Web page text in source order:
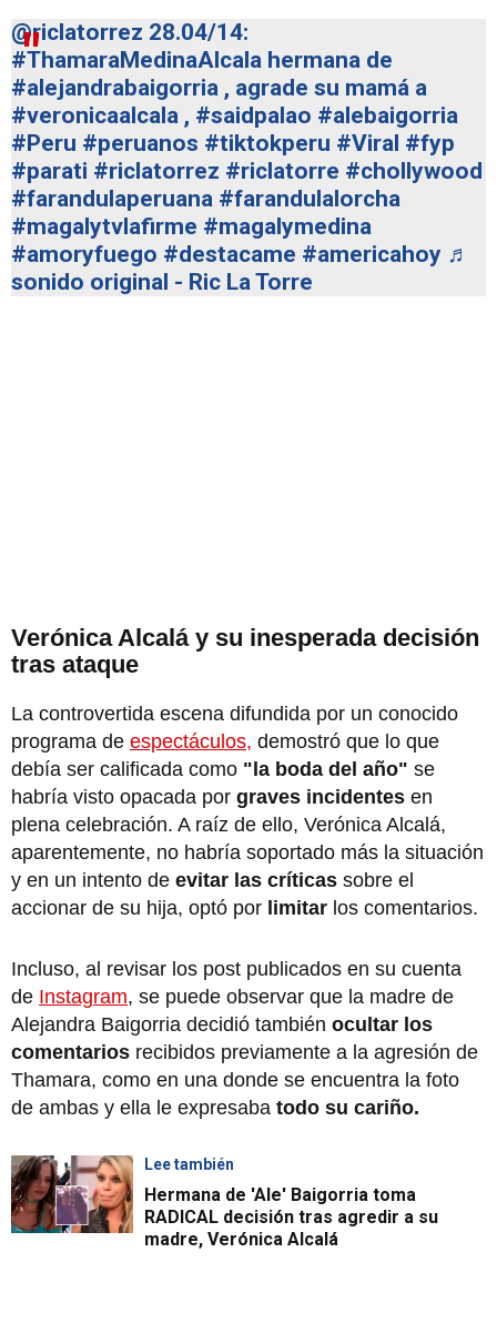
@riclatorrez 28.04/14:
#ThamaraMedinaAlcala hermana de
#alejandrabaigorria , agrade su mamá a
#veronicaalcala , #saidpalao #alebaigorria
#Peru #peruanos #tiktokperu #Viral #fyp
#parati #riclatorrez #riclatorre #chollywood
#farandulaperuana #farandulalorcha
#magalytvlafirme #magalymedina
#amoryfuego #destacame #americahoy ♬
sonido original - Ric La Torre
Verónica Alcalá y su inesperada decisión
tras ataque
La controvertida escena difundida por un conocido
programa de espectáculos, demostró que lo que
debía ser calificada como "la boda del año" se
habría visto opacada por graves incidentes en
plena celebración. A raíz de ello, Verónica Alcalá,
aparentemente, no habría soportado más la situación
y en un intento de evitar las críticas sobre el
accionar de su hija, optó por limitar los comentarios.
Incluso, al revisar los post publicados en su cuenta
de Instagram, se puede observar que la madre de
Alejandra Baigorria decidió también ocultar los
comentarios recibidos previamente a la agresión de
Thamara, como en una donde se encuentra la foto
de ambas y ella le expresaba todo su cariño.
Lee también
Hermana de 'Ale' Baigorria toma
RADICAL decisión tras agredir a su
madre, Verónica Alcalá